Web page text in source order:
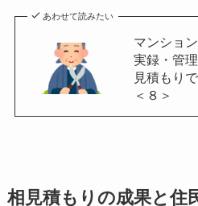
あわせて読みたい
マンショ
実録・管
見積もり
＜８＞
相見積もりの成果と住